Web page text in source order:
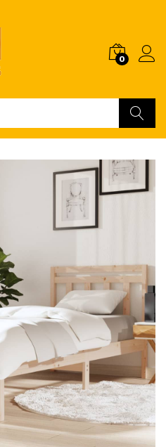
0